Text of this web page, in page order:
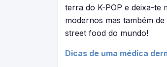
terra do K-POP e deixa-te
modernos mas também
street food do mundo!
Dicas de uma médica